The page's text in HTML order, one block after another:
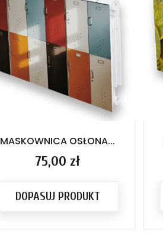
MASKOWNICA OSŁONA...
Cena
75,00 zł
DOPASUJ PRODUKT